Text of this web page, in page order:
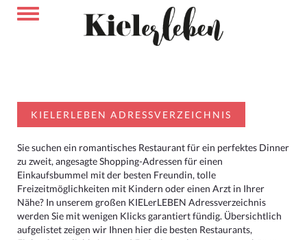
KIELERLEBEN ADRESSVERZEICHNIS
Sie suchen ein romantisches Restaurant für ein perfektes Dinner
zu zweit, angesagte Shopping-Adressen für einen
Einkaufsbummel mit der besten Freundin, tolle
Freizeitmöglichkeiten mit Kindern oder einen Arzt in Ihrer
Nähe? In unserem großen KIELerLEBEN Adressverzeichnis
werden Sie mit wenigen Klicks garantiert fündig. Übersichtlich
aufgelistet zeigen wir Ihnen hier die besten Restaurants,